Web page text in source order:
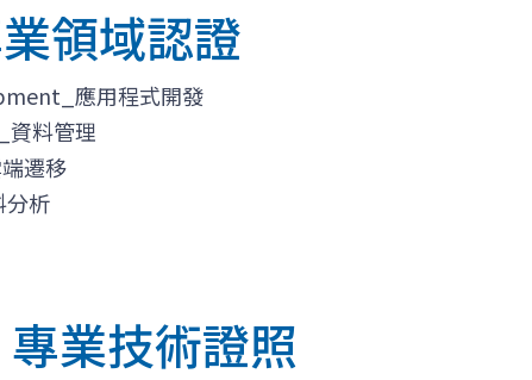
領域認證
應用程式開發
料管理
遷移
分析
業技術證照